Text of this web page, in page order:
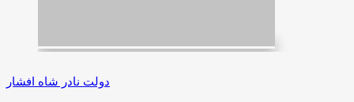
دولت نادر شاه افشار